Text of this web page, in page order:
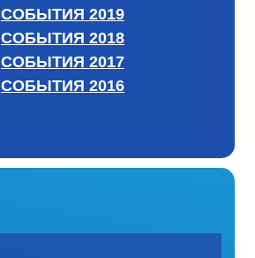
СОБЫТИЯ 2019
СОБЫТИЯ 2018
СОБЫТИЯ 2017
СОБЫТИЯ 2016